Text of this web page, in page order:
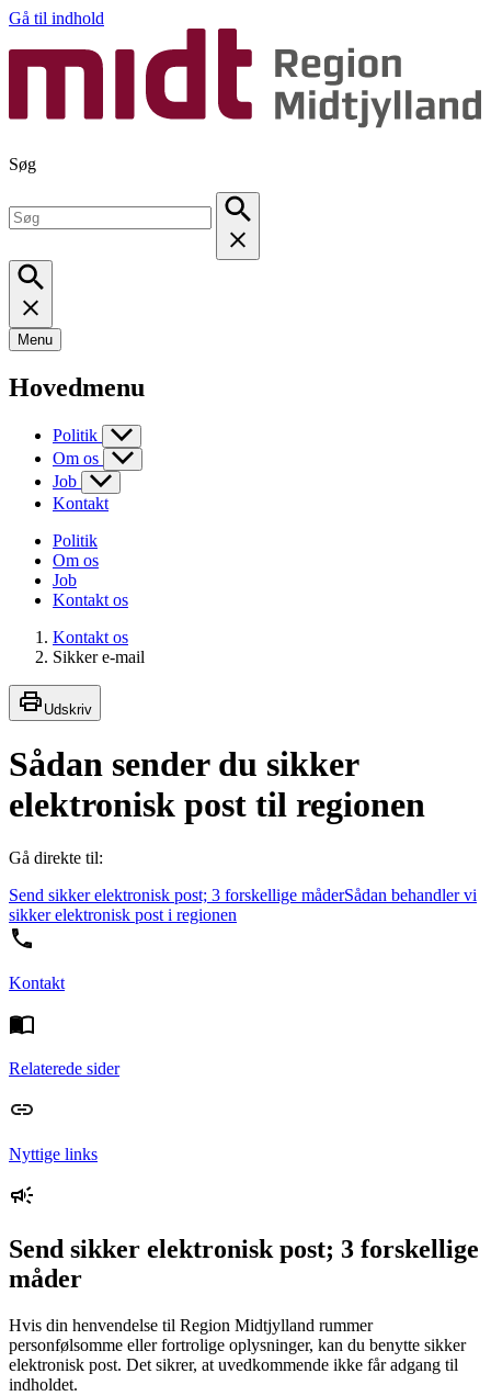
Gå til indhold
Søg
Menu
Hovedmenu
Politik
Om os
Job
Kontakt
Politik
Om os
Job
Kontakt os
Kontakt os
Sikker e-mail
Udskriv
Sådan sender du sikker
elektronisk post til regionen
Gå direkte til:
Send sikker elektronisk post; 3 forskellige måderSådan behandler vi
sikker elektronisk post i regionen
Kontakt
Relaterede sider
Nyttige links
Send sikker elektronisk post; 3 forskellige
måder
Hvis din henvendelse til Region Midtjylland rummer
personfølsomme eller fortrolige oplysninger, kan du benytte sikker
elektronisk post. Det sikrer, at uvedkommende ikke får adgang til
indholdet.